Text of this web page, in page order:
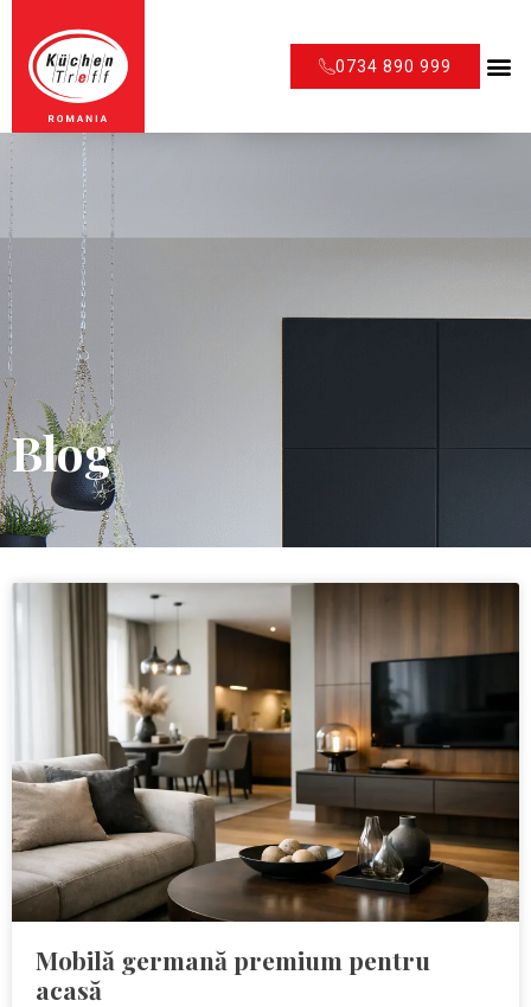
0734 890 999
Blog
Mobilă germană premium pentru
acasă